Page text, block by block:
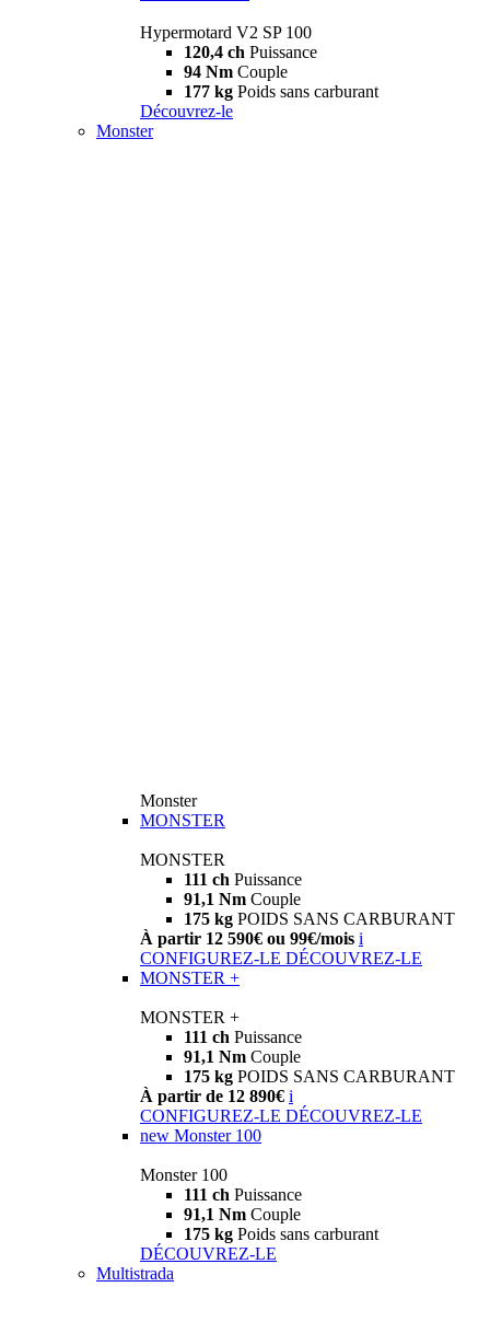
Hypermotard V2 SP 100
120,4 ch Puissance
94 Nm Couple
177 kg Poids sans carburant
Découvrez-le
Monster
Monster
MONSTER
MONSTER
111 ch Puissance
91,1 Nm Couple
175 kg POIDS SANS CARBURANT
À partir 12 590€ ou 99€/mois i
CONFIGUREZ-LE DÉCOUVREZ-LE
MONSTER +
MONSTER +
111 ch Puissance
91,1 Nm Couple
175 kg POIDS SANS CARBURANT
À partir de 12 890€ i
CONFIGUREZ-LE DÉCOUVREZ-LE
new Monster 100
Monster 100
111 ch Puissance
91,1 Nm Couple
175 kg Poids sans carburant
DÉCOUVREZ-LE
Multistrada